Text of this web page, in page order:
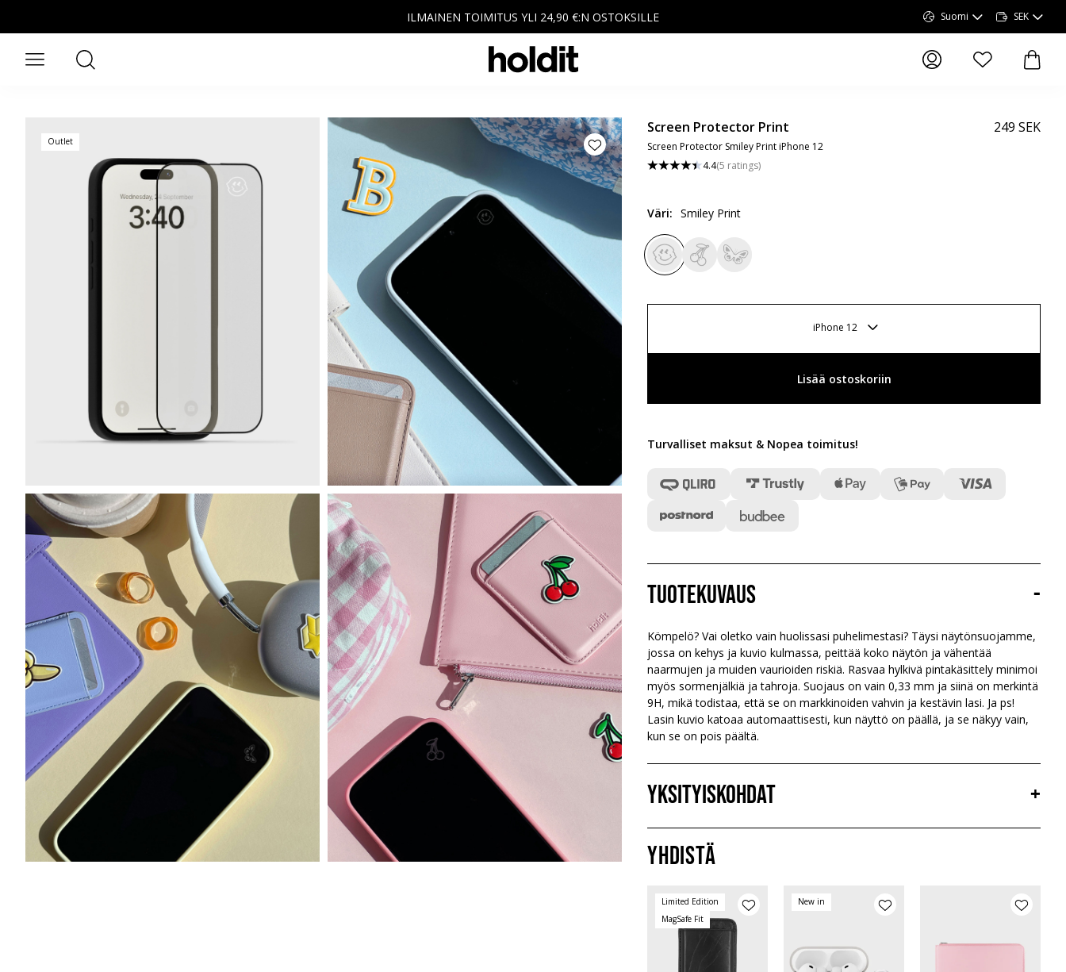
ILMAINEN TOIMITUS YLI 24,90 €:N OSTOKSILLE Suomi SEK
Avaa valikkoHaku
tuotteita
Outlet
Screen Protector Print
Screen Protector Smiley Print iPhone 12
4.4(5 ratings)
249 SEK
Väri: Smiley Print
iPhone 12
Lisää ostoskoriin
Turvalliset maksut & Nopea toimitus!
Tuotekuvaus -
Kömpelö? Vai oletko vain huolissasi puhelimestasi? Täysi näytönsuojamme,
jossa on kehys ja kuvio kulmassa, peittää koko näytön ja vähentää
naarmujen ja muiden vaurioiden riskiä. Rasvaa hylkivä pintakäsittely minimoi
myös sormenjälkiä ja tahroja. Suojaus on vain 0,33 mm ja siinä on merkintä
9H, mikä todistaa, että se on markkinoiden vahvin ja kestävin lasi. Ja ps!
Lasin kuvio katoaa automaattisesti, kun näyttö on päällä, ja se näkyy vain,
kun se on pois päältä.
Yksityiskohdat
+
Yhdistä
Limited Edition
MagSafe Fit
New in